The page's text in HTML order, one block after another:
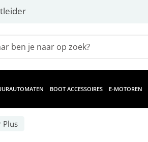
BOOT ACCESSOIRES E-MOTOREN
Plus